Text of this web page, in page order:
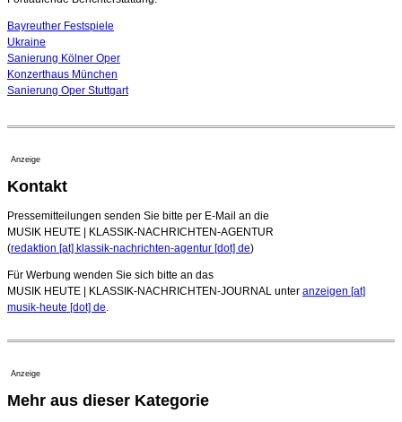
Bayreuther Festspiele
Ukraine
Sanierung Kölner Oper
Konzerthaus München
Sanierung Oper Stuttgart
Anzeige
Kontakt
Pressemitteilungen senden Sie bitte per E-Mail an die
MUSIK HEUTE | KLASSIK-NACHRICHTEN-AGENTUR
(redaktion [at] klassik-nachrichten-agentur [dot] de)
Für Werbung wenden Sie sich bitte an das
MUSIK HEUTE | KLASSIK-NACHRICHTEN-JOURNAL unter anzeigen [at]
musik-heute [dot] de
Anzeige
Mehr aus dieser Kategorie